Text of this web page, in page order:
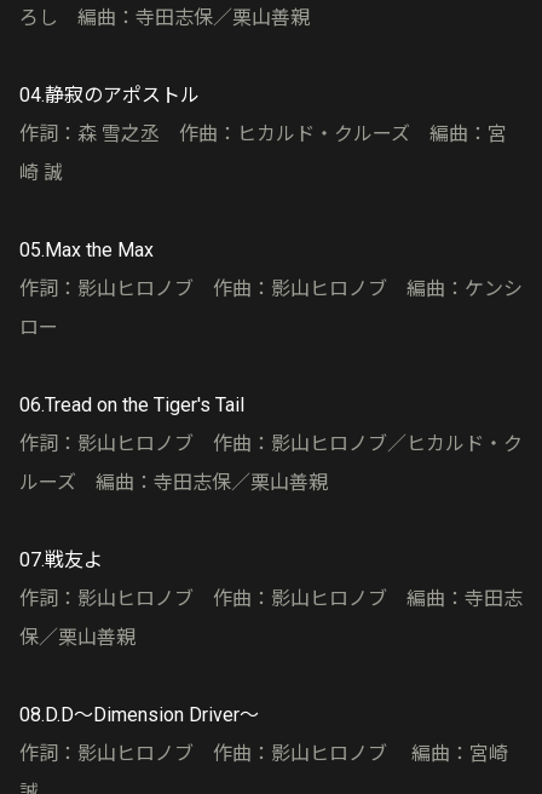
ろし 編曲：寺田志保／栗山善親
04.静寂のアポストル
作詞：森 雪之丞 作曲：ヒカルド・クルーズ 編曲：宮
崎 誠
05.Max the Max
作詞：影山ヒロノブ 作曲：影山ヒロノブ 編曲：ケンシ
ロー
06.Tread on the Tiger's Tail
作詞：影山ヒロノブ 作曲：影山ヒロノブ／ヒカルド・ク
ルーズ 編曲：寺田志保／栗山善親
07.戦友よ
作詞：影山ヒロノブ 作曲：影山ヒロノブ 編曲：寺田志
保／栗山善親
08.D.D〜Dimension Driver〜
作詞：影山ヒロノブ 作曲：影山ヒロノブ 編曲：宮崎